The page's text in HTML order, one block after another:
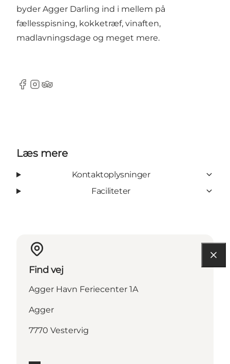
byder Agger Darling ind i mellem på
fællesspisning, kokketræf, vinaften,
madlavningsdage og meget mere.
Facebook
Instagram
TripAdvisor
Læs mere
Kontaktoplysninger
Faciliteter
Find vej
Agger Havn Feriecenter 1A
Agger
7770 Vestervig